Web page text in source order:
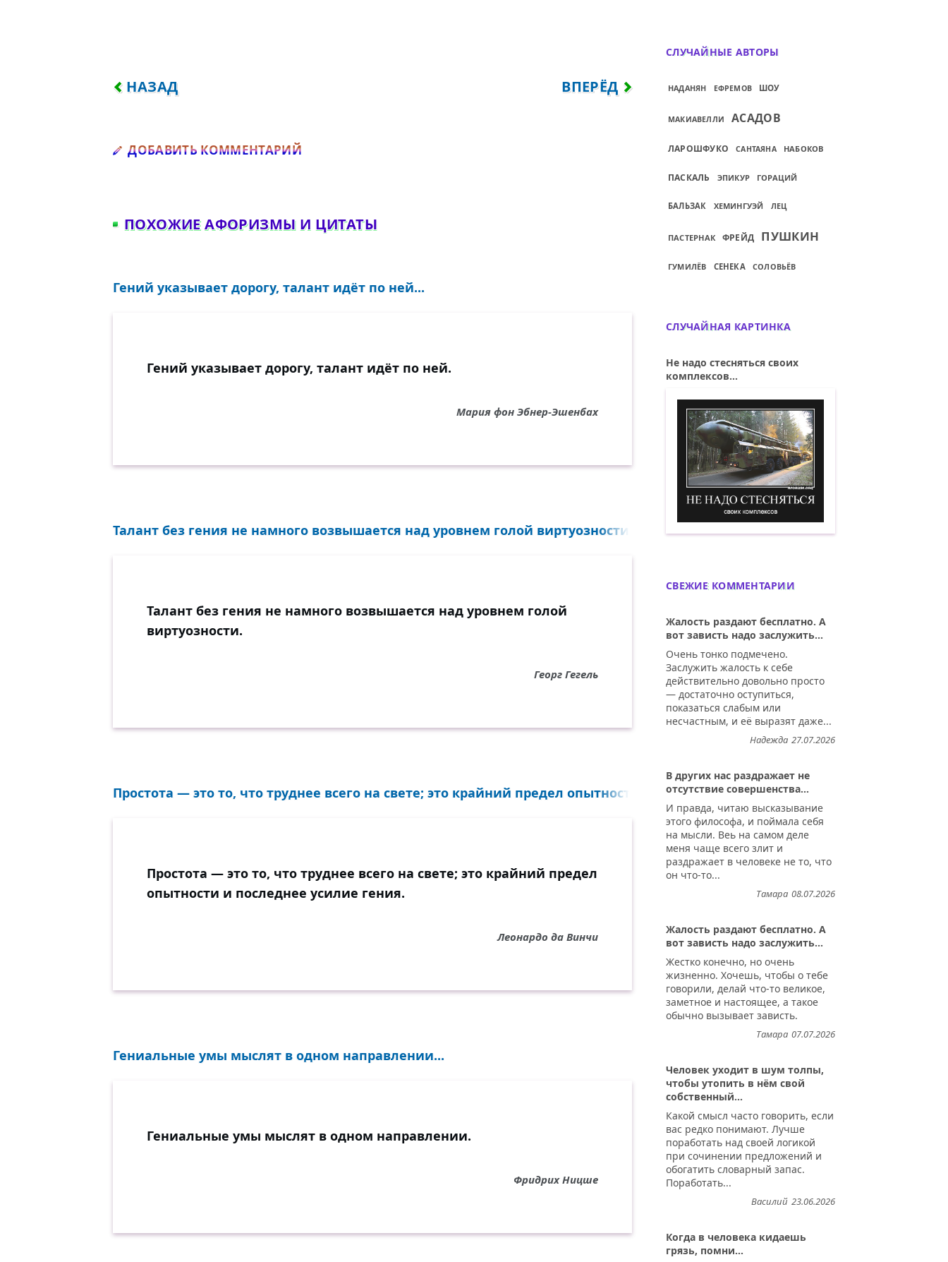
ПРЕДЫДУЩИЙ: ЛОКТИ КУСАЮТ, КОГДА РУКИ КОРОТКИЕ...
НАЗАД СЛЕДУЮЩИЙ: ГЛУБОКИЕ МЫСЛИ — ЭТО
ВПЕРЁД
ДОБАВИТЬ КОММЕНТАРИЙ
ПОХОЖИЕ АФОРИЗМЫ И ЦИТАТЫ
Гений указывает дорогу, талант идёт по ней...
Гений указывает дорогу, талант идёт по ней.
Мария фон Эбнер-Эшенбах
Талант без гения не намного возвышается над уровнем голой виртуозности...
Талант без гения не намного возвышается над уровнем голой
виртуозности.
Георг Гегель
Простота — это то, что труднее всего на свете; это крайний предел опытности...
Простота — это то, что труднее всего на свете; это крайний предел
опытности и последнее усилие гения.
Леонардо да Винчи
Гениальные умы мыслят в одном направлении...
Гениальные умы мыслят в одном направлении.
Фридрих Ницше
СЛУЧАЙНЫЕ АВТОРЫ
НАДАНЯН ЕФРЕМОВ ШОУ
МАКИАВЕЛЛИ АСАДОВ
ЛАРОШФУКО САНТАЯНА НАБОКОВ
ПАСКАЛЬ ЭПИКУР ГОРАЦИЙ
БАЛЬЗАК ХЕМИНГУЭЙ ЛЕЦ
ПАСТЕРНАК ФРЕЙД ПУШКИН
ГУМИЛЁВ СЕНЕКА СОЛОВЬЁВ
СЛУЧАЙНАЯ КАРТИНКА
Не надо стесняться своих
комплексов...
Не надо стесняться своих комплексов.
СВЕЖИЕ КОММЕНТАРИИ
Жалость раздают бесплатно. А
вот зависть надо заслужить...
Очень тонко подмечено.
Заслужить жалость к себе
действительно довольно просто
— достаточно оступиться,
показаться слабым или
несчастным, и её выразят даже...
27.07.2026
Надежда
В других нас раздражает не
отсутствие совершенства...
И правда, читаю высказывание
этого философа, и поймала себя
на мысли. Веь на самом деле
меня чаще всего злит и
раздражает в человеке не то, что
он что-то...
08.07.2026
Тамара
Жалость раздают бесплатно. А
вот зависть надо заслужить...
Жестко конечно, но очень
жизненно. Хочешь, чтобы о тебе
говорили, делай что-то великое,
заметное и настоящее, а такое
обычно вызывает зависть.
07.07.2026
Тамара
Человек уходит в шум толпы,
чтобы утопить в нём свой
собственный...
Какой смысл часто говорить, если
вас редко понимают. Лучше
поработать над своей логикой
при сочинении предложений и
обогатить словарный запас.
Поработать...
23.06.2026
Василий
Когда в человека кидаешь
грязь, помни...